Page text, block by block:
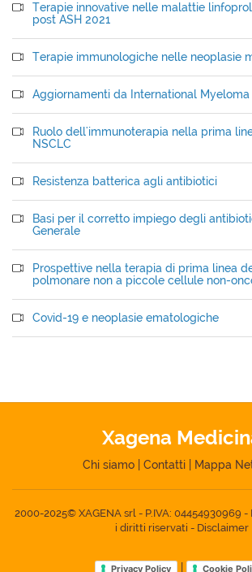
Terapie innovative nelle malattie
post ASH 2021
Terapie immunologiche nelle neoplasie
Aggiornamenti da International Myeloma
Ruolo dell'immunoterapia nella prima
NSCLC
Resistenza batterica agli antibiotici
Basi per il corretto impiego degli
Generale
Prospettive nella terapia di prima linea
polmonare non a piccole cellule non-
Covid-19 e neoplasie ematologiche
Xagena
Chi siamo Contatti Mappa
2000-2025© XAGENA srl - P.IVA: 04454930969 -
i diritti riservati - Disclaimer
Privacy Policy Cookie